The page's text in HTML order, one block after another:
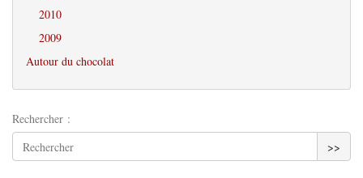
2010
2009
Autour du chocolat
Rechercher :
>>